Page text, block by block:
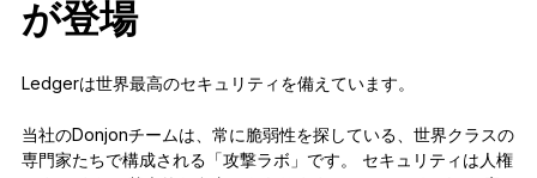
が登場
Ledgerは世界最高のセキュリティを備えています。
当社のDonjonチームは、常に脆弱性を探している、世界クラスの
専門家たちで構成される「攻撃ラボ」です。 セキュリティは人権